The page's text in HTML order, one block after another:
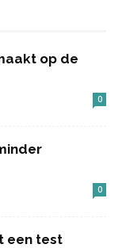
op de
0
0
een test